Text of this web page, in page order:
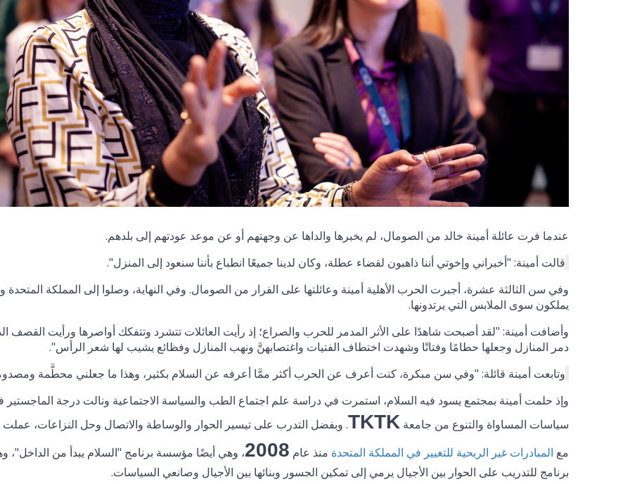
عندما فرت عائلة أمينة خالد من الصومال، لم يخبرها والداها عن وجهتهم أو عن موعد عودتهم إلى بلدهم.
قالت أمينة: "أخبراني وإخوتي أننا ذاهبون لقضاء عطلة، وكان لدينا جميعًا انطباع بأننا سنعود إلى المنزل".
وفي سن الثالثة عشرة، أجبرت الحرب الأهلية أمينة وعائلتها على الفرار من الصومال. وفي النهاية، وصلوا إلى المملكة المتحدة
يملكون سوى الملابس التي يرتدونها.
وأضافت أمينة: "لقد أصبحت شاهدًا على الأثر المدمر للحرب والصراع؛ إذ رأيت العائلات تتشرد وتتفكك أواصرها ورأيت القصف
دمر المنازل وجعلها حطامًا وفتاتًا وشهدت اختطاف الفتيات واغتصابهنَّ ونهب المنازل وفظائع يشيب لها شعر الرأس".
وتابعت أمينة قائلة: "وفي سن مبكرة، كنت أعرف عن الحرب أكثر ممَّا أعرفه عن السلام بكثير، وهذا ما جعلني محطَّمة
وإذ حلمت أمينة بمجتمع يسود فيه السلام، استمرت في دراسة علم اجتماع الطب والسياسة الاجتماعية ونالت درجة الماجستير
سياسات المساواة والتنوع من جامعة TKTK. وبفضل التدرب على تيسير الحوار والوساطة والاتصال وحل النزاعات، عملت
مع المبادرات غير الربحية للتغيير في المملكة المتحدة منذ عام 2008، وهي أيضًا مؤسسة برنامج "السلام يبدأ من الداخل"،
برنامج للتدريب على الحوار بين الأجيال يرمي إلى تمكين الجسور وبنائها بين الأجيال وصانعي السياسات.